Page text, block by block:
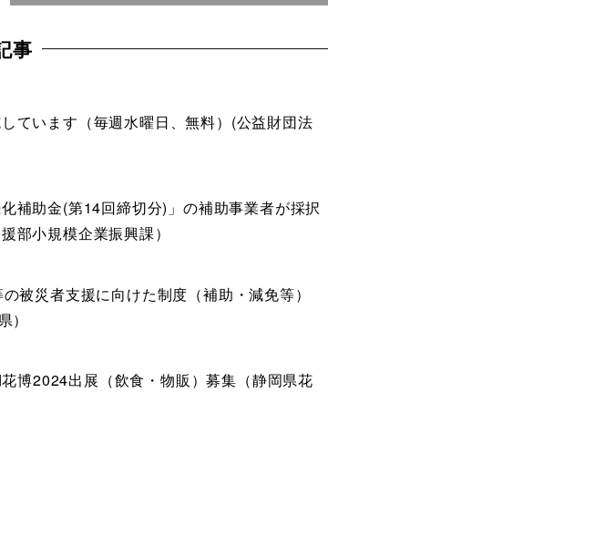
事
ています（毎週水曜日、無料）(公益財団法
補助金(第14回締切分)」の補助事業者が採択
部小規模企業振興課）
被災者支援に向けた制度（補助・減免等）
）
博2024出展（飲⾷・物販）募集（静岡県花